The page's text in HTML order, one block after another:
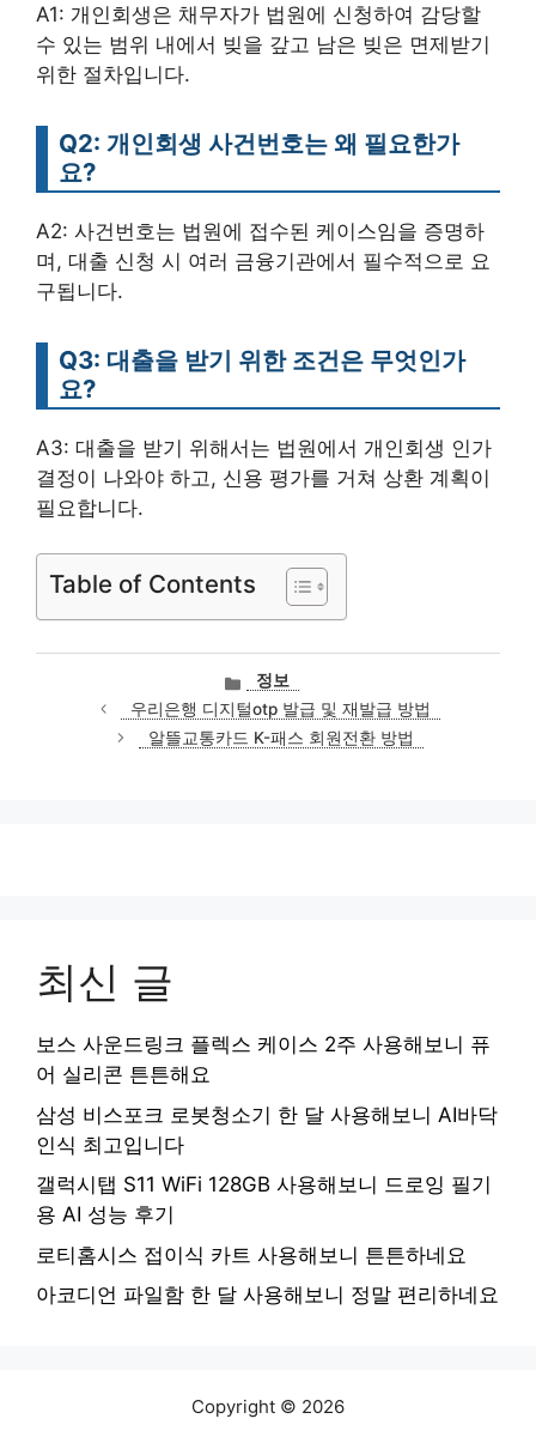
A1: 개인회생은 채무자가 법원에 신청하여 감당할
수 있는 범위 내에서 빚을 갚고 남은 빚은 면제받기
위한 절차입니다.
Q2: 개인회생 사건번호는 왜 필요한가
요?
A2: 사건번호는 법원에 접수된 케이스임을 증명하
며, 대출 신청 시 여러 금융기관에서 필수적으로 요
구됩니다.
Q3: 대출을 받기 위한 조건은 무엇인가
요?
A3: 대출을 받기 위해서는 법원에서 개인회생 인가
결정이 나와야 하고, 신용 평가를 거쳐 상환 계획이
필요합니다.
Table of Contents
카
테
고
리
정보
우리은행 디지털otp 발급 및 재발급 방법
알뜰교통카드 K-패스 회원전환 방법
최신 글
보스 사운드링크 플렉스 케이스 2주 사용해보니 퓨
어 실리콘 튼튼해요
삼성 비스포크 로봇청소기 한 달 사용해보니 AI바닥
인식 최고입니다
갤럭시탭 S11 WiFi 128GB 사용해보니 드로잉 필기
용 AI 성능 후기
로티홈시스 접이식 카트 사용해보니 튼튼하네요
아코디언 파일함 한 달 사용해보니 정말 편리하네요
Copyright © 2026